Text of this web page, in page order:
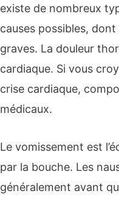
existe de nombreux
causes possibles,
graves. La douleur
cardiaque. Si vous
crise cardiaque,
médicaux.
Le vomissement est
par la bouche. Les
généralement avant